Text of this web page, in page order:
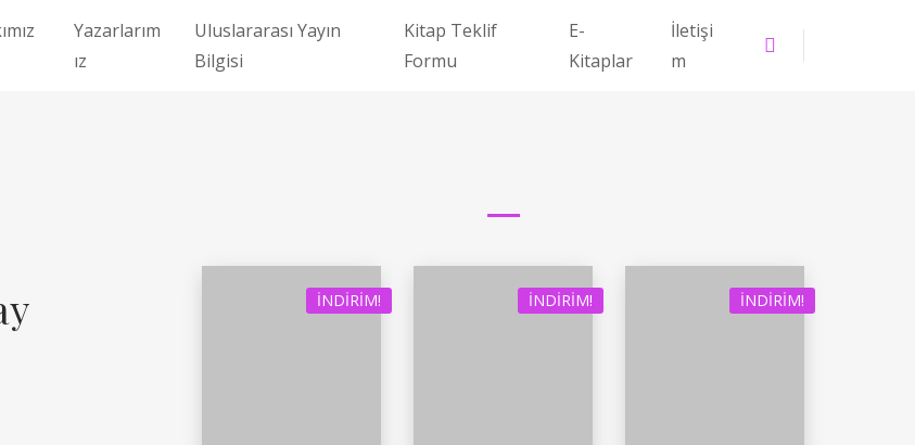
Yazarlarım
ız
Uluslararası Yayın
Bilgisi
Kitap Teklif
Formu
E-
Kitaplar
İletişi
m
İNDIRIM! İNDIRIM! İNDIRIM!